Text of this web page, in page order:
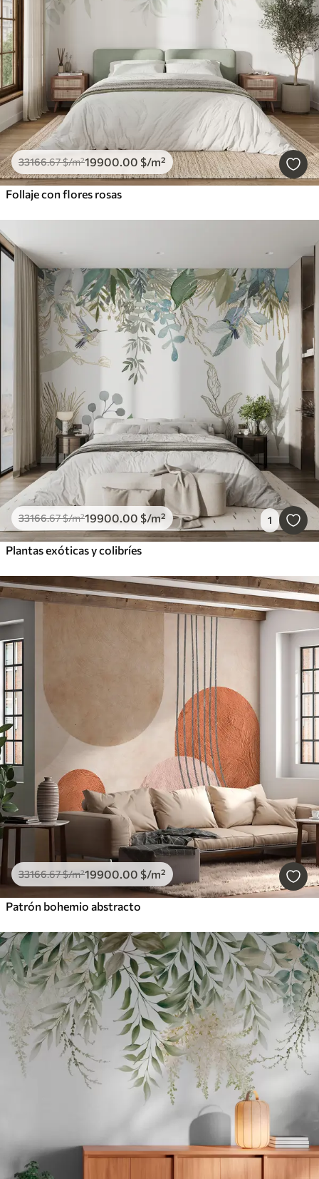
33166.67$/m²19900.00 $/m²
Follaje con flores rosas
33166.67$/m²19900.00 $/m² 1
Plantas exóticas y colibríes
33166.67$/m²19900.00 $/m²
Patrón bohemio abstracto